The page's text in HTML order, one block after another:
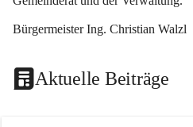
Bürgermeister Ing. Christian Walzl
Aktuelle Beiträge